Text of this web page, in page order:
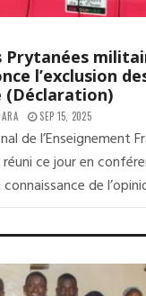
Prytanées
l’exclusion
(Déclaration)
SEP 15, 2025
de l’Enseignement
réuni ce jour en
de